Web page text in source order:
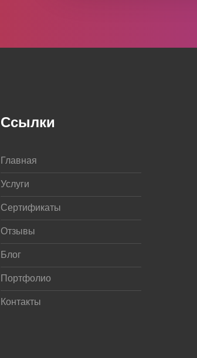
Ссылки
Главная
Услуги
Сертификаты
Отзывы
Блог
Портфолио
Контакты